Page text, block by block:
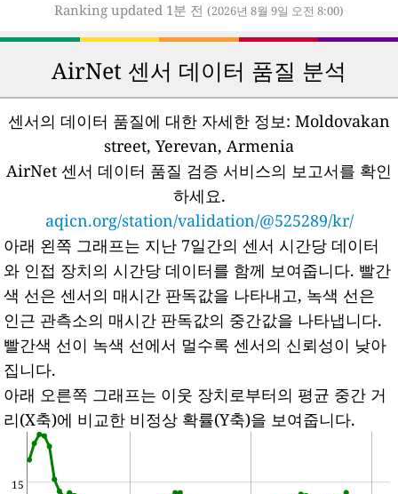
Ranking updated 1분 전 (2026년 8월 9일 오전 8:00)
AirNet 센서 데이터 품질 분석
센서의 데이터 품질에 대한 자세한 정보: Moldovakan
street, Yerevan, Armenia
AirNet 센서 데이터 품질 검증 서비스의 보고서를 확인
하세요.
aqicn.org/station/validation/@525289/kr/
아래 왼쪽 그래프는 지난 7일간의 센서 시간당 데이터
와 인접 장치의 시간당 데이터를 함께 보여줍니다. 빨간
색 선은 센서의 매시간 판독값을 나타내고, 녹색 선은
인근 관측소의 매시간 판독값의 중간값을 나타냅니다.
빨간색 선이 녹색 선에서 멀수록 센서의 신뢰성이 낮아
집니다.
아래 오른쪽 그래프는 이웃 장치로부터의 평균 중간 거
리(X축)에 비교한 비정상 확률(Y축)을 보여줍니다.
15